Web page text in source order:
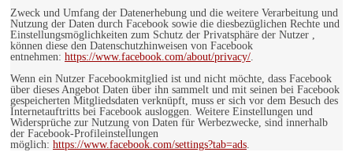
Zweck und Umfang der Datenerhebung und die weitere Verarbeitung und
Nutzung der Daten durch Facebook sowie die diesbezüglichen Rechte und
Einstellungsmöglichkeiten zum Schutz der Privatsphäre der Nutzer ,
können diese den Datenschutzhinweisen von Facebook
entnehmen: https://www.facebook.com/about/privacy/.
Wenn ein Nutzer Facebookmitglied ist und nicht möchte, dass Facebook
über dieses Angebot Daten über ihn sammelt und mit seinen bei Facebook
gespeicherten Mitgliedsdaten verknüpft, muss er sich vor dem Besuch des
Internetauftritts bei Facebook ausloggen. Weitere Einstellungen und
Widersprüche zur Nutzung von Daten für Werbezwecke, sind innerhalb
der Facebook-Profileinstellungen
möglich: https://www.facebook.com/settings?tab=ads.